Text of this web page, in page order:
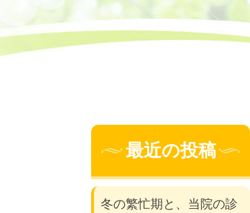
最近の投稿
冬の繁忙期と、当院の診